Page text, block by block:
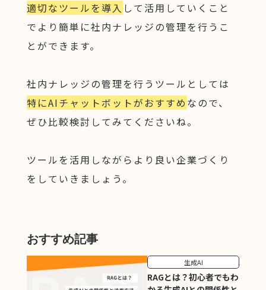
適切なツールを導入 して活用していくこと
でより簡単に社内ナレッジの管理を行うこ
とができます。
社内ナレッジの管理を行うツールとしては
特にAIチャットボットがおすすめ なので、
ぜひ比較検討してみてくださいね。
ツールを活用しながらより良い企業づくり
をしていきましょう。
おすすめ記事
生成AI
RAGとは？初心者でもわ